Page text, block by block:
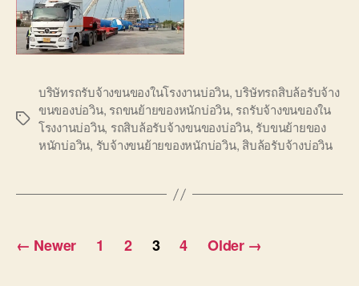
Tags
บริษัทรถรับจ้างขนของในโรงงานบ่อวิน,บริษัทรถสิบล้อรับจ้าง
ขนของบ่อวิน, รถขนย้ายของหนักบ่อวิน, รถรับจ้างขนของใน
โรงงานบ่อวิน, รถสิบล้อรับจ้างขนของบ่อวิน, รับขนย้ายของ
หนักบ่อวิน, รับจ้างขนย้ายของหนักบ่อวิน, สิบล้อรับจ้างบ่อวิน
Posts
← Newer 1 2 3 4 Older →